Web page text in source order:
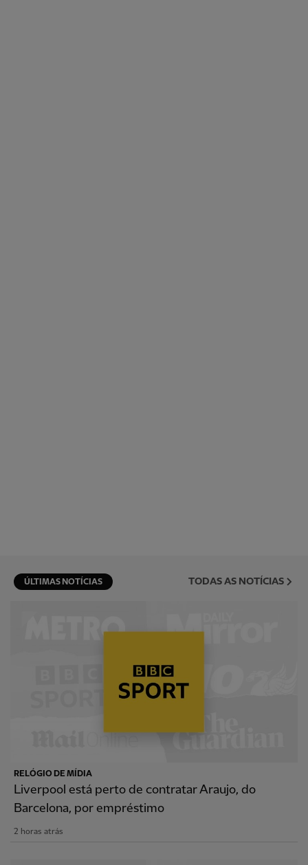
ÚLTIMAS NOTÍCIAS TODAS AS NOTÍCIAS
RELÓGIO DE MÍDIA
Liverpool está perto de contratar Araujo, do
Barcelona, por empréstimo
2 horas atrás